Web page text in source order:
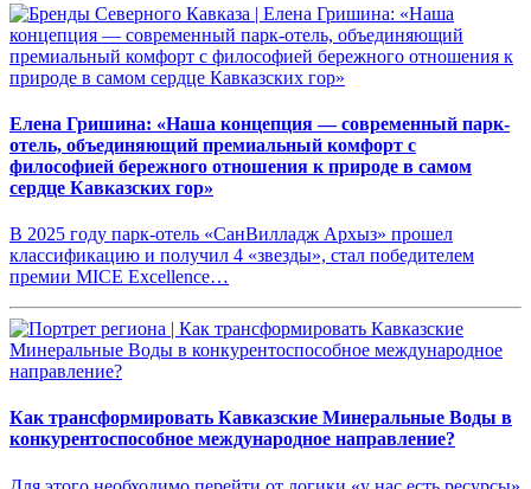
Елена Гришина: «Наша концепция — современный парк-
отель, объединяющий премиальный комфорт с
философией бережного отношения к природе в самом
сердце Кавказских гор»
В 2025 году парк-отель «СанВилладж Архыз» прошел
классификацию и получил 4 «звезды», стал победителем
премии MICE Excellence…
Как трансформировать Кавказские Минеральные Воды в
конкурентоспособное международное направление?